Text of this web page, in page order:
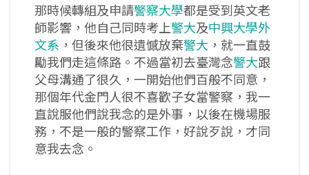
那時候轉組及申請警察大學都是受到英文老
師影響，他自己同時考上警大及中興大學外
文系 ，但後來他很遺憾放棄警大 ，就一直鼓
勵我們走這條路。不過當初去臺灣念警大跟
父母溝通了很久，一開始他們百般不同意，
那個年代金門人很不喜歡子女當警察，我一
直說服他們說我念的是外事，以後在機場服
務，不是一般的警察工作，好說歹說，才同
意我去念。